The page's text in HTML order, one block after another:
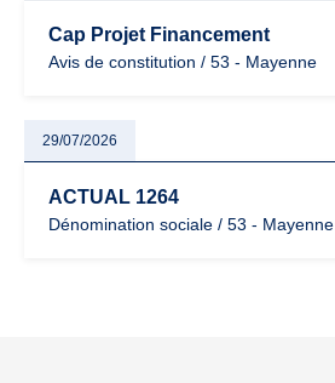
Cap Projet Financement
Avis de constitution / 53 - Mayenne
29/07/2026
ACTUAL 1264
Dénomination sociale / 53 - Mayenne